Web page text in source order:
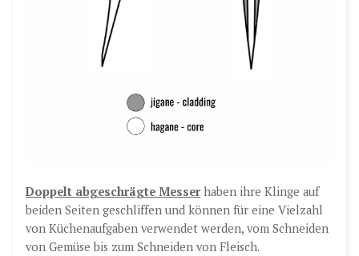
Doppelt abgeschrägte Messer haben ihre Klinge auf
beiden Seiten geschliffen und können für eine Vielzahl
von Küchenaufgaben verwendet werden, vom Schneiden
von Gemüse bis zum Schneiden von Fleisch.